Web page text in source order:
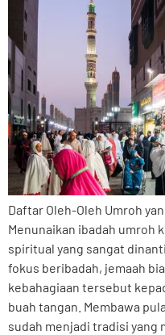
Daftar Oleh-Oleh Umroh
Menunaikan ibadah umroh
spiritual yang sangat
fokus beribadah, jemaah
kebahagiaan tersebut
buah tangan. Membawa
sudah menjadi tradisi